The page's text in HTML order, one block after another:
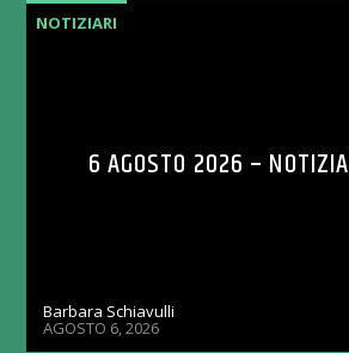
NOTIZIARI
6 AGOSTO 2026 –
Barbara Schiavulli
AGOSTO 6, 2026